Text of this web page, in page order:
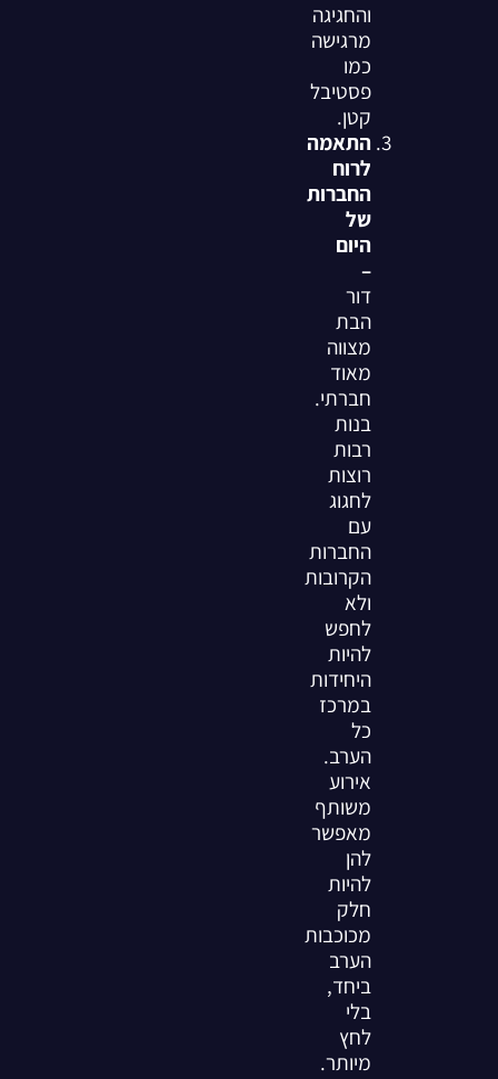
והחגיגה
מרגישה
כמו
פסטיבל
קטן.
התאמה
לרוח
החברות
של
היום
–
דור
הבת
מצווה
מאוד
חברתי.
בנות
רבות
רוצות
לחגוג
עם
החברות
הקרובות
ולא
לחפש
להיות
היחידות
במרכז
כל
הערב.
אירוע
משותף
מאפשר
להן
להיות
חלק
מכוכבות
הערב
ביחד,
בלי
לחץ
מיותר.